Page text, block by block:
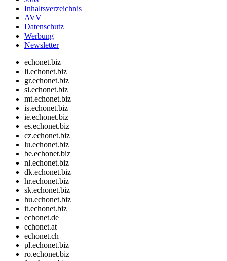
Inhaltsverzeichnis
AVV
Datenschutz
Werbung
Newsletter
echonet.biz
li.echonet.biz
gr.echonet.biz
si.echonet.biz
mt.echonet.biz
is.echonet.biz
ie.echonet.biz
es.echonet.biz
cz.echonet.biz
lu.echonet.biz
be.echonet.biz
nl.echonet.biz
dk.echonet.biz
hr.echonet.biz
sk.echonet.biz
hu.echonet.biz
it.echonet.biz
echonet.de
echonet.at
echonet.ch
pl.echonet.biz
ro.echonet.biz